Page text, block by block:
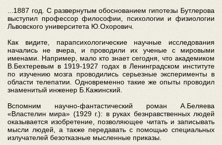
...1887 год. С развернутым обоснованием гипотезы Бутлерова
выступил профессор философии, психологии и физиологии
Львовского университета Ю.Охорович.
Как видите, парапсихологические научные исследования
начались не вчера, и проводили их ученые с мировыми
именами. Например, мало кто знает сегодня, что академиком
В.Бехтеревым в 1919-1927 годах в Ленинградском институте
по изучению мозга проводились серьезные эксперименты в
области телепатии. Одновременно такие же опыты проводил
знаменитый инженер Б.Кажинский.
Вспомним научно-фантастический роман А.Беляева
«Властелин мира» (1929 г.): в руках безнравственных людей
оказывается изобретение, позволяющее читать и записывать
мысли людей, а также передавать с помощью специальных
излучателей безотказные мысленные приказы.